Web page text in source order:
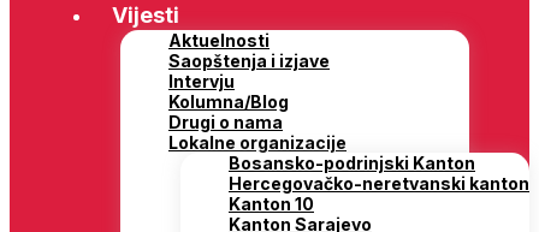
Vijesti
Aktuelnosti
Saopštenja i izjave
Intervju
Kolumna/Blog
Drugi o nama
Lokalne organizacije
Bosansko-podrinjski Kanton
Hercegovačko-neretvanski kanton
Kanton 10
Kanton Sarajevo